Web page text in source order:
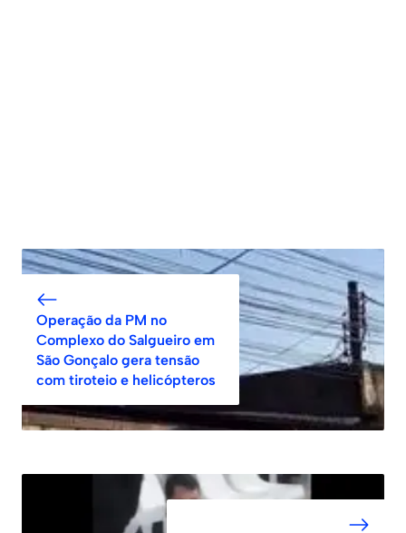
Operação da PM no
Complexo do Salgueiro em
São Gonçalo gera tensão
com tiroteio e helicópteros